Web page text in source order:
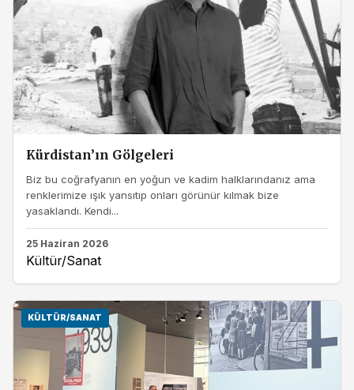
Kürdistan’ın Gölgeleri
Biz bu coğrafyanın en yoğun ve kadim halklarındanız ama
renklerimize ışık yansıtıp onları görünür kılmak bize
yasaklandı. Kendi...
25 Haziran 2026
Kültür/Sanat
KÜLTÜR/SANAT